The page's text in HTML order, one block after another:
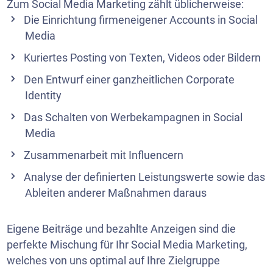
Zum Social Media Marketing zählt üblicherweise:
Die Einrichtung firmeneigener Accounts in Social
Media
Kuriertes Posting von Texten, Videos oder Bildern
Den Entwurf einer ganzheitlichen Corporate
Identity
Das Schalten von Werbekampagnen in Social
Media
Zusammenarbeit mit Influencern
Analyse der definierten Leistungswerte sowie das
Ableiten anderer Maßnahmen daraus
Eigene Beiträge und bezahlte Anzeigen sind die
perfekte Mischung für Ihr Social Media Marketing,
welches von uns optimal auf Ihre Zielgruppe